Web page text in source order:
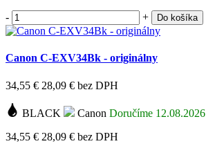
- + Do košíka
Canon C-EXV34Bk - originálny
34,55 € 28,09 € bez DPH
BLACK Canon Doručíme 12.08.2026
34,55 € 28,09 € bez DPH